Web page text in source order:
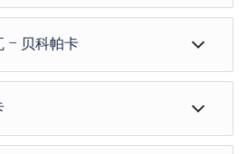
前往米安德里瓦佐, 沿着齐里比希
小镇.
– 贝科帕卡
绿草如茵的大草原.